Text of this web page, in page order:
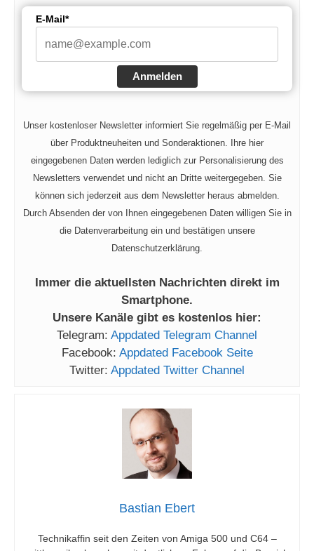
E-Mail*
Anmelden
Unser kostenloser Newsletter informiert Sie regelmäßig per E-Mail
über Produktneuheiten und Sonderaktionen. Ihre hier
eingegebenen Daten werden lediglich zur Personalisierung des
Newsletters verwendet und nicht an Dritte weitergegeben. Sie
können sich jederzeit aus dem Newsletter heraus abmelden.
Durch Absenden der von Ihnen eingegebenen Daten willigen Sie in
die Datenverarbeitung ein und bestätigen unsere
Datenschutzerklärung.
Immer die aktuellsten Nachrichten direkt im
Smartphone.
Unsere Kanäle gibt es kostenlos hier:
Telegram: Appdated Telegram Channel
Facebook: Appdated Facebook Seite
Twitter: Appdated Twitter Channel
Bastian Ebert
Technikaffin seit den Zeiten von Amiga 500 und C64 –